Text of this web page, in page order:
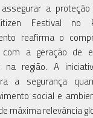
a
Festival no
reafirma o
com a geração de
na região. A
a segurança
social e
máxima relevância